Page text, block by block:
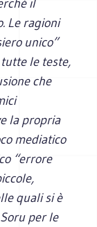
il
Le ragioni
unico”
le teste,
che
la propria
mediatico
“errore
quali si è
per le